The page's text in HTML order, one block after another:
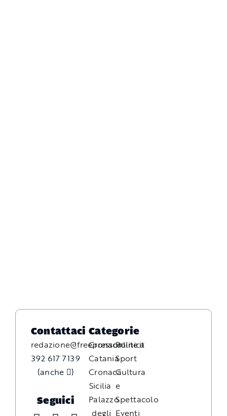
Contattaci
redazione@freepressonline.it
392 617 7139
(anche
)
Seguici
Categorie
Cronaca
Catania
Cronaca
Sicilia
Palazzo
degli
Politica
Sport
Cultura
e
Spettacolo
Eventi